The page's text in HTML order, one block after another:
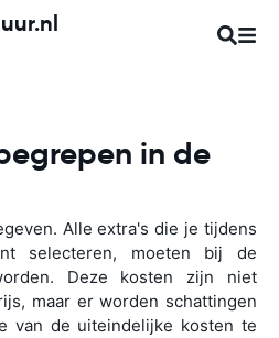
in de
Alle extra's die je tijdens
selecteren, moeten bij de
Deze kosten zijn niet
maar er worden schattingen
van de uiteindelijke kosten te